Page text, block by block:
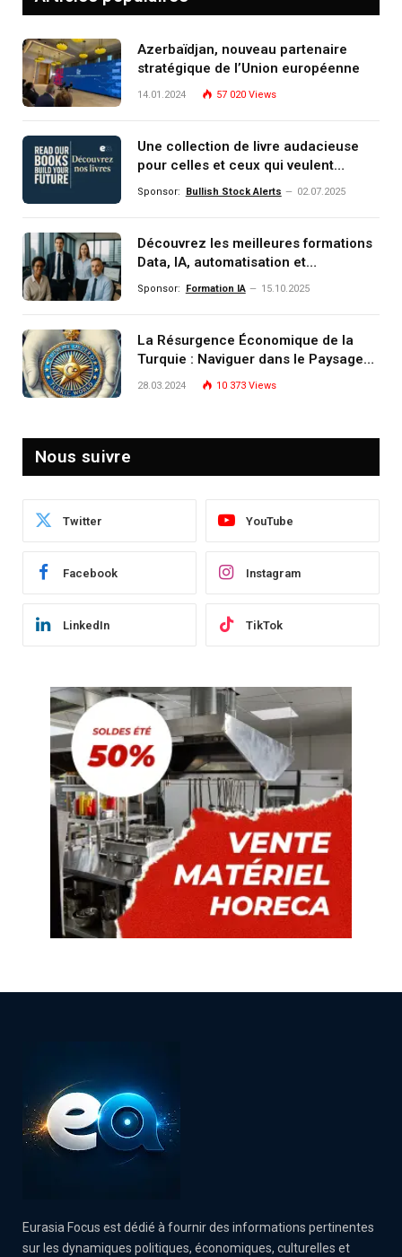
Azerbaïdjan, nouveau partenaire
stratégique de l’Union européenne
14.01.2024 57 020 Views
Une collection de livre audacieuse
pour celles et ceux qui veulent
comprendre, investir et dominer le
Sponsor: Bullish Stock Alerts 02.07.2025
Découvrez les meilleures formations
Data, IA, automatisation et
investissement (gestion de
Sponsor: Formation IA 15.10.2025
La Résurgence Économique de la
Turquie : Naviguer dans le Paysage
Post-Crise
28.03.2024 10 373 Views
Nous suivre
Twitter YouTube
Facebook Instagram
LinkedIn TikTok
Eurasia Focus est dédié à fournir des informations pertinentes
sur les dynamiques politiques, économiques, culturelles et